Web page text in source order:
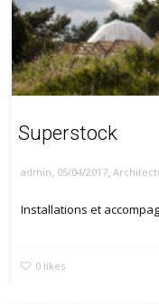
Superstock
admin, 05/04/2017,
Installations et
0 likes